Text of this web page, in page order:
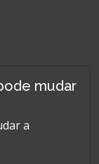
mudar
a